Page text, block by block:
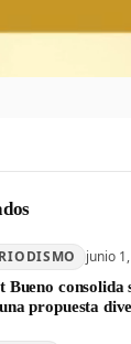
junio
Bueno
propuesta